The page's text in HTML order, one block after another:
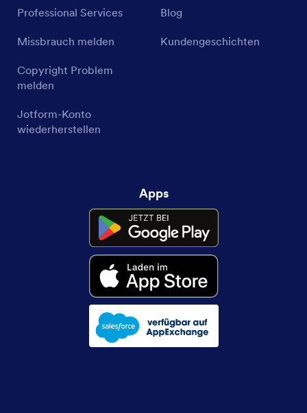
Professional Services
Missbrauch melden
Copyright Problem
melden
Jotform-Konto
wiederherstellen
Blog
Kundengeschichten
Apps